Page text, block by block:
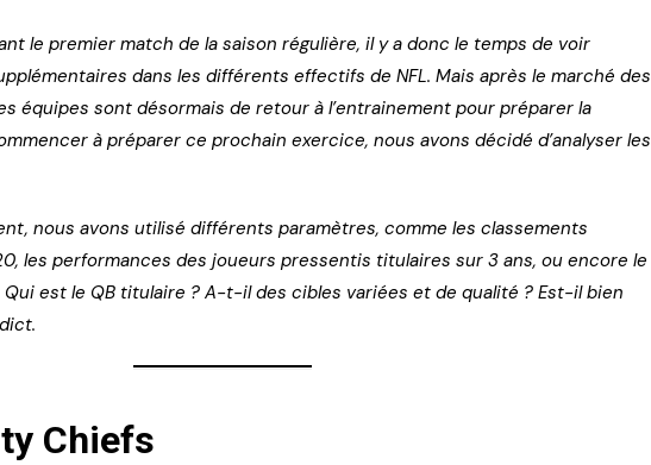
le premier match de la saison régulière, il y a donc le temps de voir
dans les différents effectifs de NFL. Mais après le marché des
équipes sont désormais de retour à l’entrainement pour préparer la
à préparer ce prochain exercice, nous avons décidé d’analyser les
nous avons utilisé différents paramètres, comme les classements
les performances des joueurs pressentis titulaires sur 3 ans, ou encore le
est le QB titulaire ? A-t-il des cibles variées et de qualité ? Est-il bien
Chiefs